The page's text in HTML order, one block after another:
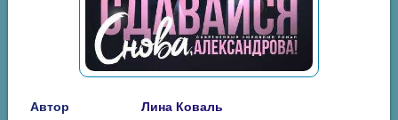
Автор
Лина Коваль